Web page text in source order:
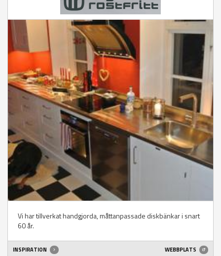
Vi har tillverkat handgjorda, måttanpassade diskbänkar i snart
60 år.
INSPIRATION WEBBPLATS